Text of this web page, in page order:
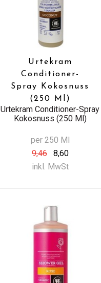
Urtekram
Conditioner-
Spray Kokosnuss
(250 Ml)
Urtekram Conditioner-Spray
Kokosnuss (250 Ml)
per 250 Ml
9,46
8,60
inkl. MwSt